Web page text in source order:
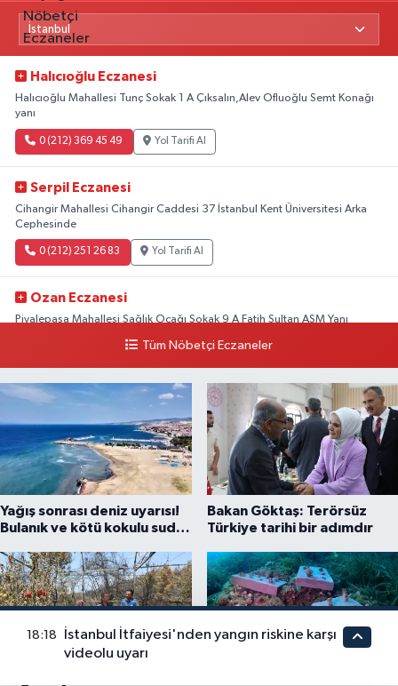
Halıcıoğlu Eczanesi
Halıcıoğlu Mahallesi Tunç Sokak 1 A Çıksalın,Alev Ofluoğlu Semt Konağı
yanı
0 (212) 369 45 49 Yol Tarifi Al
Serpil Eczanesi
Cihangir Mahallesi Cihangir Caddesi 37 İstanbul Kent Üniversitesi Arka
Cephesinde
0 (212) 251 26 83 Yol Tarifi Al
Ozan Eczanesi
Piyalepaşa Mahallesi Sağlık Ocağı Sokak 9 A Fatih Sultan ASM Yanı
Yol Tarifi Al
Tüm Nöbetçi Eczaneler
Yağış sonrası deniz uyarısı!
Bulanık ve kötü kokulu suda
Bakan Göktaş: Terörsüz
Türkiye tarihi bir adımdır
18:18
İstanbul İtfaiyesi'nden yangın riskine karşı
videolu uyarı